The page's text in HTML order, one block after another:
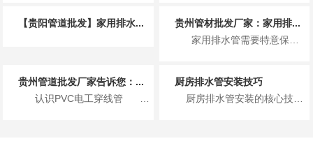
【贵阳管道批发】家用排水...
贵州管材批发厂家：家用排...
家用排水管需要特意保养，适当的保养可以延长排水管的使用寿命，保持排水顺畅，避免...
贵州管道批发厂家告诉您：...
认识PVC电工穿线管 首先，咱们得了...
厨房排水管安装技巧
厨房排水管安装的核心技巧包括：进行排水检查、进行管路分析、准确弹线定位、合理安装施工以及安装...